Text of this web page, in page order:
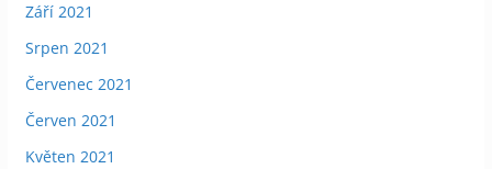
Září 2021
Srpen 2021
Červenec 2021
Červen 2021
Květen 2021